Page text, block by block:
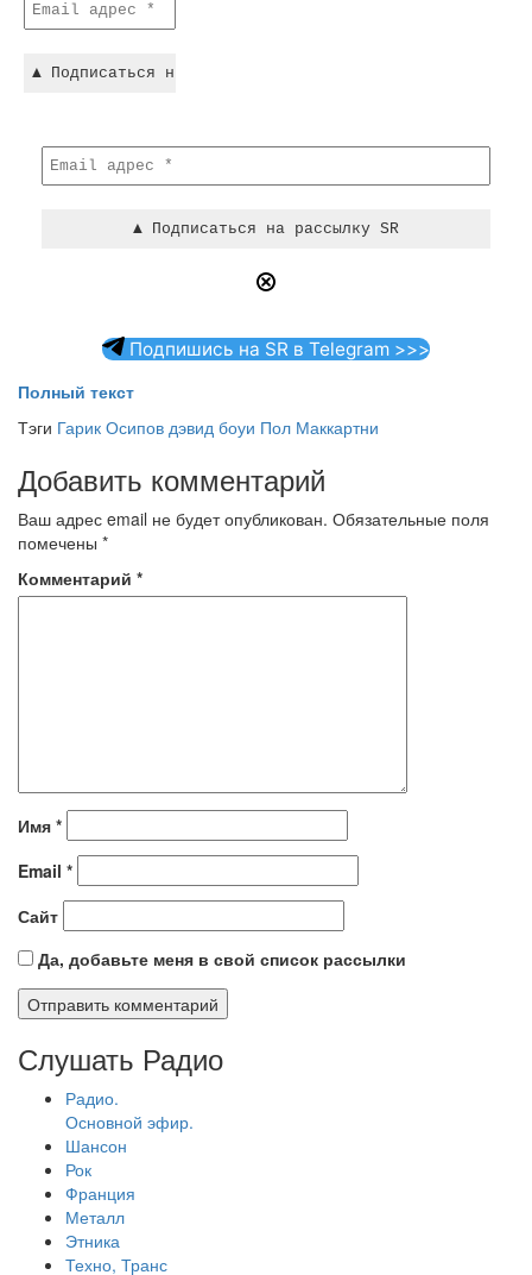
Подпишись на SR в Telegram >>>
Полный текст
Тэги Гарик Осипов дэвид боуи Пол Маккартни
Добавить комментарий
Ваш адрес email не будет опубликован. Обязательные поля
помечены *
Комментарий *
Имя *
Email *
Сайт
Да, добавьте меня в свой список рассылки
Слушать Радио
Радио.
Основной эфир.
Шансон
Рок
Франция
Металл
Этника
Техно, Транс